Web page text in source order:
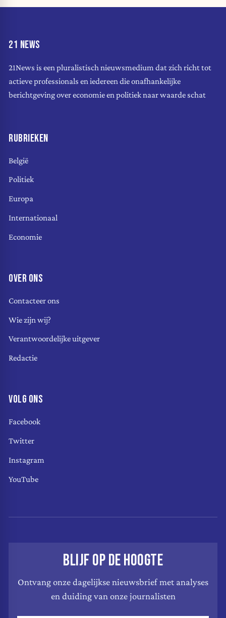
21 NEWS
21News is een pluralistisch nieuwsmedium dat zich richt tot
actieve professionals en iedereen die onafhankelijke
berichtgeving over economie en politiek naar waarde schat
RUBRIEKEN
België
Politiek
Europa
Internationaal
Economie
OVER ONS
Contacteer ons
Wie zijn wij?
Verantwoordelijke uitgever
Redactie
VOLG ONS
Facebook
Twitter
Instagram
YouTube
BLIJF OP DE HOOGTE
Ontvang onze dagelijkse nieuwsbrief met analyses
en duiding van onze journalisten